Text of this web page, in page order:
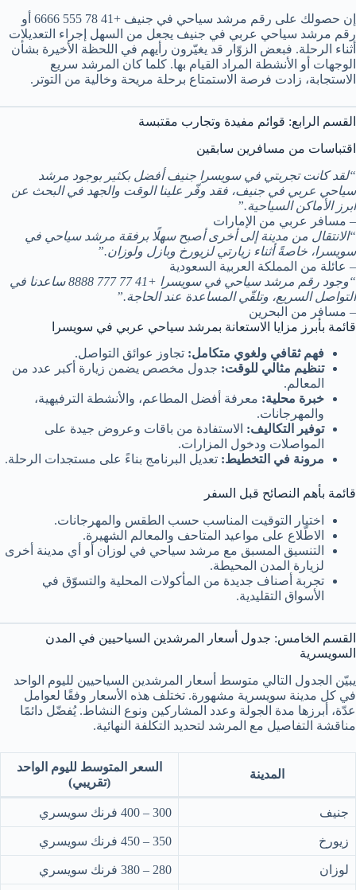
إن حصولك على رقم مرشد سياحي في جنيف +41 78 555 6666 أو
رقم مرشد سياحي عربي في جنيف يجعل من السهل إجراء التعديلات
أثناء الرحلة. فبعض الزوّار قد يغيّرون رأيهم في اللحظة الأخيرة بشأن
الوجهات أو الأنشطة المراد القيام بها. كلما كان المرشد سريع
الاستجابة، زادت فرصة الاستمتاع برحلة مريحة وخالية من التوتر.
القسم الرابع: قوائم مفيدة وتجارب مقتبسة
اقتباسات من مسافرين سابقين
“لقد كانت تجربتي في سويسرا جنيف أفضل بكثير بوجود مرشد
سياحي عربي في جنيف، فقد وفّر علينا الوقت والجهد في البحث عن
أبرز الأماكن السياحية.”
– مسافر عربي من الإمارات
“الانتقال من مدينة إلى أخرى أصبح سهلًا برفقة مرشد سياحي في
سويسرا، خاصةً أثناء زيارتي لزيورخ وبازل ولوزان.”
– عائلة من المملكة العربية السعودية
“وجود رقم مرشد سياحي في سويسرا +41 77 777 8888 ساعدنا في
التواصل السريع، وتلقّي المساعدة عند الحاجة.”
– مسافر من البحرين
قائمة بأبرز مزايا الاستعانة بمرشد سياحي عربي في سويسرا
فهم ثقافي ولغوي متكامل: تجاوز عوائق التواصل.
تنظيم مثالي للوقت: جدول مخصص يضمن زيارة أكبر عدد من
المعالم.
خبرة محلية: معرفة أفضل المطاعم، والأنشطة الترفيهية،
والمهرجانات.
توفير التكاليف: الاستفادة من باقات وعروض جيدة على
المواصلات ودخول المزارات.
مرونة في التخطيط: تعديل البرنامج بناءً على مستجدات الرحلة.
قائمة بأهم النصائح قبل السفر
اختيار التوقيت المناسب حسب الطقس والمهرجانات.
الاطّلاع على مواعيد المتاحف والمعالم الشهيرة.
التنسيق المسبق مع مرشد سياحي في لوزان أو أي مدينة أخرى
لزيارة المدن المحيطة.
تجربة أصناف جديدة من المأكولات المحلية والتسوّق في
الأسواق التقليدية.
القسم الخامس: جدول أسعار المرشدين السياحيين في المدن
السويسرية
يبيّن الجدول التالي متوسط أسعار المرشدين السياحيين لليوم الواحد
في كل مدينة سويسرية مشهورة. تختلف هذه الأسعار وفقًا لعوامل
عدّة، أبرزها مدة الجولة وعدد المشاركين ونوع النشاط. يُفضّل دائمًا
مناقشة التفاصيل مع المرشد لتحديد التكلفة النهائية.
المدينة
السعر المتوسط لليوم الواحد
(تقريبي)
جنيف 300 – 400 فرنك سويسري
زيورخ 350 – 450 فرنك سويسري
لوزان 280 – 380 فرنك سويسري